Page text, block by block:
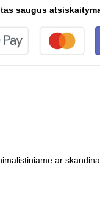
saugus
ar